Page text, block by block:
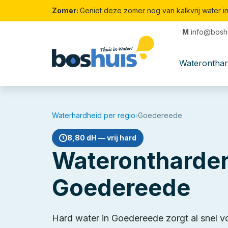
Zomer: Geniet deze zomer nog van kalkvrij water
M
Waterhardheid per regio›Goedereede
8,80 dH — vrij hard
Goedereede
Hard water in Goedereede zorgt al snel